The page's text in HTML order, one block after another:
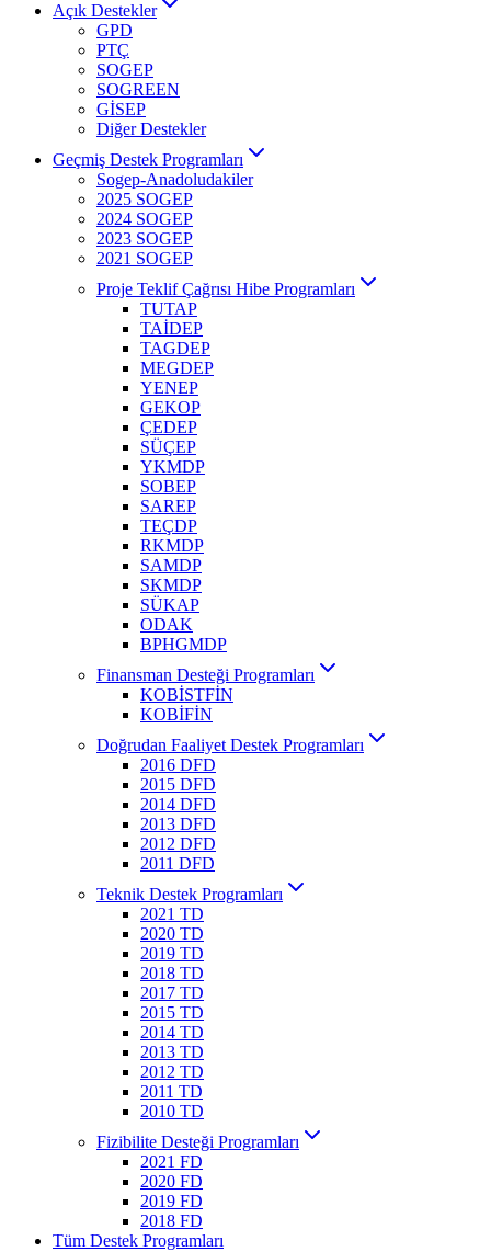
Açık Destekler
GPD
PTÇ
SOGEP
SOGREEN
GİSEP
Diğer Destekler
Geçmiş Destek Programları
Sogep-Anadoludakiler
2025 SOGEP
2024 SOGEP
2023 SOGEP
2021 SOGEP
Proje Teklif Çağrısı Hibe Programları
TUTAP
TAİDEP
TAGDEP
MEGDEP
YENEP
GEKOP
ÇEDEP
SÜÇEP
YKMDP
SOBEP
SAREP
TEÇDP
RKMDP
SAMDP
SKMDP
SÜKAP
ODAK
BPHGMDP
Finansman Desteği Programları
KOBİSTFİN
KOBİFİN
Doğrudan Faaliyet Destek Programları
2016 DFD
2015 DFD
2014 DFD
2013 DFD
2012 DFD
2011 DFD
Teknik Destek Programları
2021 TD
2020 TD
2019 TD
2018 TD
2017 TD
2015 TD
2014 TD
2013 TD
2012 TD
2011 TD
2010 TD
Fizibilite Desteği Programları
2021 FD
2020 FD
2019 FD
2018 FD
Tüm Destek Programları